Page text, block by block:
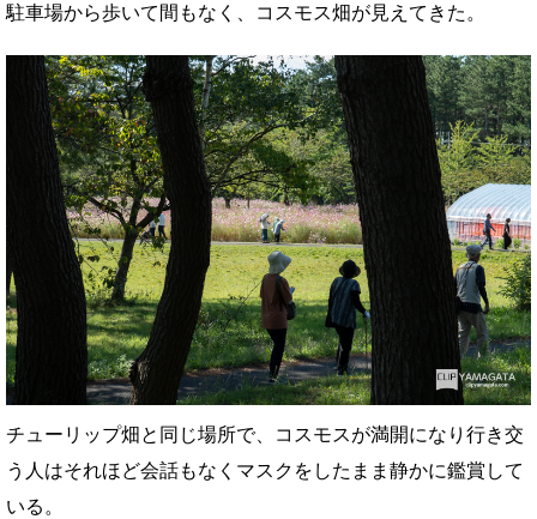
駐車場から歩いて間もなく、コスモス畑が見えてきた。
チューリップ畑と同じ場所で、コスモスが満開になり行き交
う人はそれほど会話もなくマスクをしたまま静かに鑑賞して
いる。